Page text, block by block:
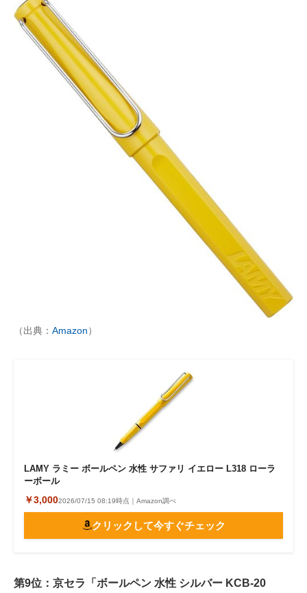
（出典： Amazon）
LAMY ラミー ボールペン 水性 サファリ イエロー L318 ローラ
ーボール
￥3,0002026/07/15 08:19時点｜Amazon調べ
クリックして今すぐチェック
第9位：京セラ「ボールペン 水性 シルバー KCB-20